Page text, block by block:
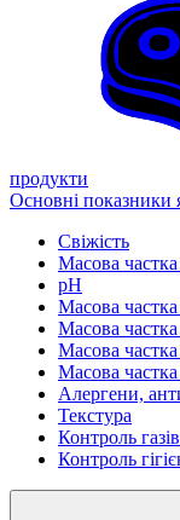
продукти
Основні показники
Свіжість
Масова
рН
Масова частка
Масова
Масова
Масова частка
Алергени,
Текстура
Контроль
Контроль